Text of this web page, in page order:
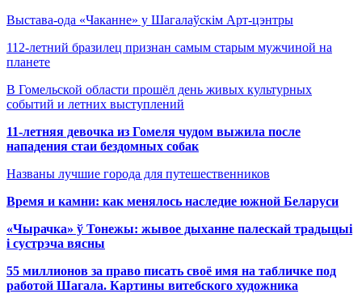
Выстава-ода «Чаканне» у Шагалаўскім Арт-цэнтры
112-летний бразилец признан самым старым мужчиной на
планете
В Гомельской области прошёл день живых культурных
событий и летних выступлений
11-летняя девочка из Гомеля чудом выжила после
нападения стаи бездомных собак
Названы лучшие города для путешественников
Время и камни: как менялось наследие южной Беларуси
«Чырачка» ў Тонежы: жывое дыханне палескай традыцыі
і сустрэча вясны
55 миллионов за право писать своё имя на табличке под
работой Шагала. Картины витебского художника